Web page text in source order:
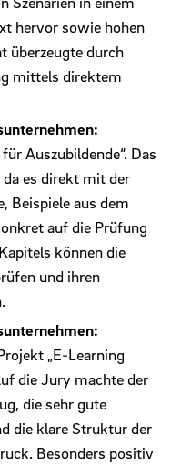
hervor sowie hohen
überzeugte durch
mittels direktem
Auszubildende“. Das
es direkt mit der
Beispiele aus dem
auf die Prüfung
können die
und ihren
„E-Learning
die Jury machte der
die sehr gute
die klare Struktur der
Besonders positiv